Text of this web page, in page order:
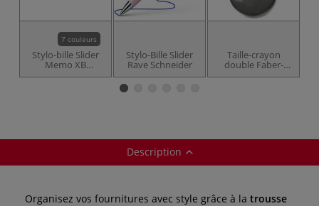
7 couleurs
Stylo-bille Slider
Memo XB
Schneider
Stylo-Bille Slider
Rave Schneider
Taille-crayon
double Faber-
Castell avec
Description
Organisez vos fournitures avec style grâce à la trousse